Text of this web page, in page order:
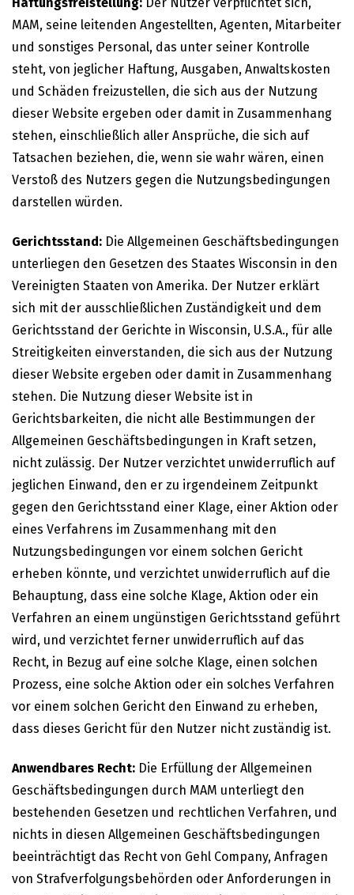
MAM, seine leitenden Angestellten, Agenten, Mitarbeiter
und sonstiges Personal, das unter seiner Kontrolle
steht, von jeglicher Haftung, Ausgaben, Anwaltskosten
und Schäden freizustellen, die sich aus der Nutzung
dieser Website ergeben oder damit in Zusammenhang
stehen, einschließlich aller Ansprüche, die sich auf
Tatsachen beziehen, die, wenn sie wahr wären, einen
Verstoß des Nutzers gegen die Nutzungsbedingungen
darstellen würden.
Gerichtsstand: Die Allgemeinen Geschäftsbedingungen
unterliegen den Gesetzen des Staates Wisconsin in den
Vereinigten Staaten von Amerika. Der Nutzer erklärt
sich mit der ausschließlichen Zuständigkeit und dem
Gerichtsstand der Gerichte in Wisconsin, U.S.A., für alle
Streitigkeiten einverstanden, die sich aus der Nutzung
dieser Website ergeben oder damit in Zusammenhang
stehen. Die Nutzung dieser Website ist in
Gerichtsbarkeiten, die nicht alle Bestimmungen der
Allgemeinen Geschäftsbedingungen in Kraft setzen,
nicht zulässig. Der Nutzer verzichtet unwiderruflich auf
jeglichen Einwand, den er zu irgendeinem Zeitpunkt
gegen den Gerichtsstand einer Klage, einer Aktion oder
eines Verfahrens im Zusammenhang mit den
Nutzungsbedingungen vor einem solchen Gericht
erheben könnte, und verzichtet unwiderruflich auf die
Behauptung, dass eine solche Klage, Aktion oder ein
Verfahren an einem ungünstigen Gerichtsstand geführt
wird, und verzichtet ferner unwiderruflich auf das
Recht, in Bezug auf eine solche Klage, einen solchen
Prozess, eine solche Aktion oder ein solches Verfahren
vor einem solchen Gericht den Einwand zu erheben,
dass dieses Gericht für den Nutzer nicht zuständig ist.
Anwendbares Recht: Die Erfüllung der Allgemeinen
Geschäftsbedingungen durch MAM unterliegt den
bestehenden Gesetzen und rechtlichen Verfahren, und
nichts in diesen Allgemeinen Geschäftsbedingungen
beeinträchtigt das Recht von Gehl Company, Anfragen
von Strafverfolgungsbehörden oder Anforderungen in